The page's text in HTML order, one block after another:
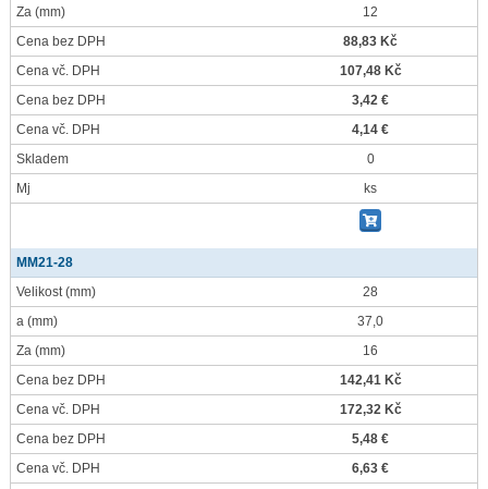
Za (mm)
12
Cena bez DPH
88,83 Kč
Cena vč. DPH
107,48 Kč
Cena bez DPH
3,42 €
Cena vč. DPH
4,14 €
Skladem
0
Mj
ks
MM21-28
Velikost(mm)
28
a (mm)
37,0
Za (mm)
16
Cena bez DPH
142,41 Kč
Cena vč. DPH
172,32 Kč
Cena bez DPH
5,48 €
Cena vč. DPH
6,63 €